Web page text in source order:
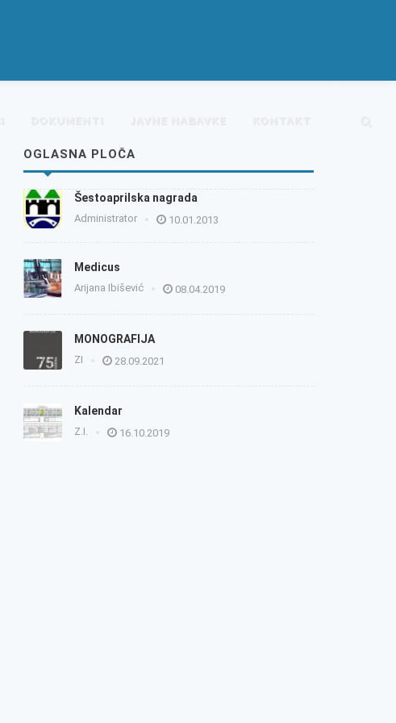
DOKUMENTI JAVNE NABAVKE KONTAKT
OGLASNA PLOČA
Šestoaprilska nagrada
Administrator 10.01.2013
Medicus
Arijana Ibišević 08.04.2019
MONOGRAFIJA
ZI 28.09.2021
Kalendar
Z.I. 16.10.2019